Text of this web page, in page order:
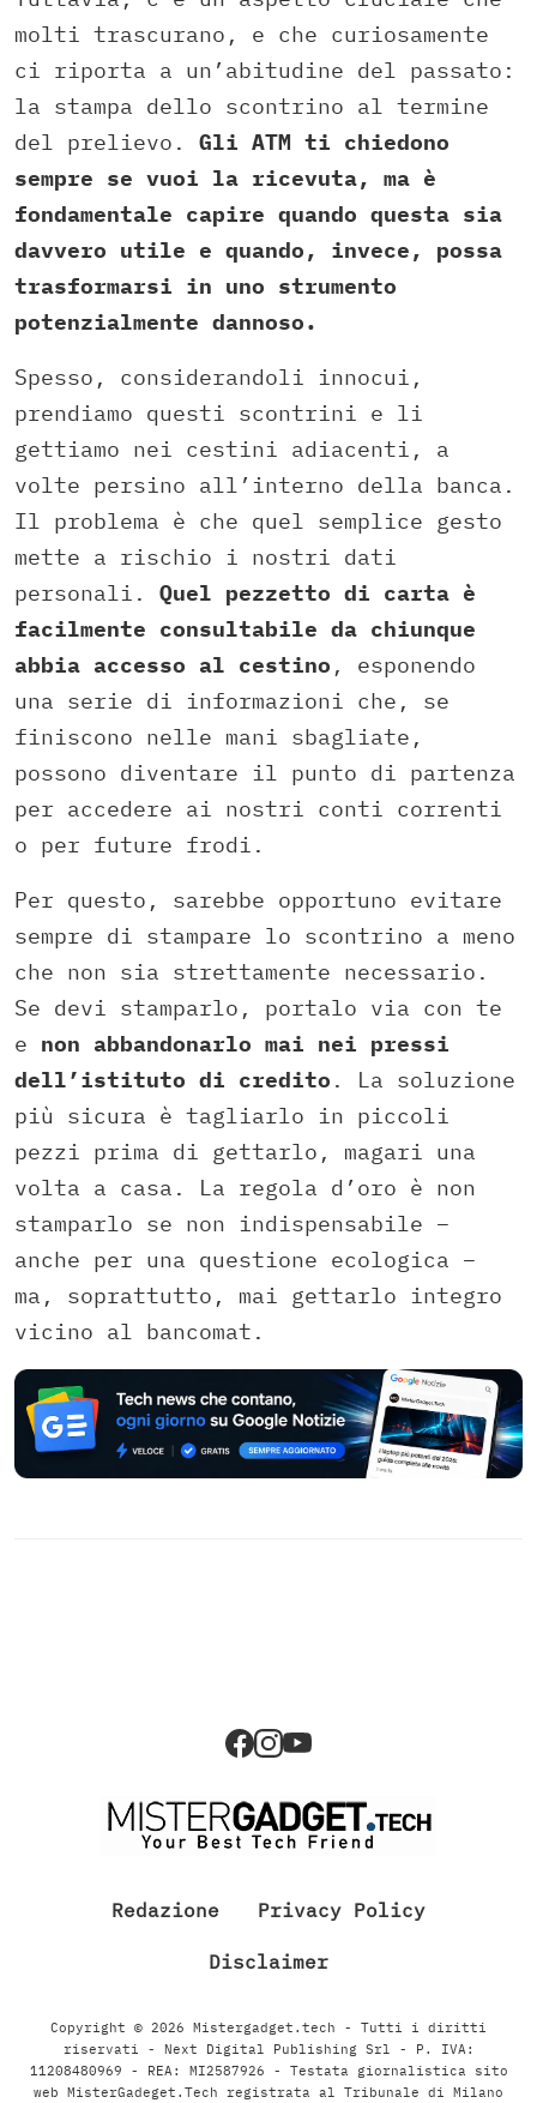
molti trascurano, e che curiosamente
ci riporta a un’abitudine del passato:
la stampa dello scontrino al termine
del prelievo. Gli ATM ti chiedono
sempre se vuoi la ricevuta, ma è
fondamentale capire quando questa sia
davvero utile e quando, invece, possa
trasformarsi in uno strumento
potenzialmente dannoso.
Spesso, considerandoli innocui,
prendiamo questi scontrini e li
gettiamo nei cestini adiacenti, a
volte persino all’interno della banca.
Il problema è che quel semplice gesto
mette a rischio i nostri dati
personali. Quel pezzetto di carta è
facilmente consultabile da chiunque
abbia accesso al cestino , esponendo
una serie di informazioni che, se
finiscono nelle mani sbagliate,
possono diventare il punto di partenza
per accedere ai nostri conti correnti
o per future frodi.
Per questo, sarebbe opportuno evitare
sempre di stampare lo scontrino a meno
che non sia strettamente necessario.
Se devi stamparlo, portalo via con te
e non abbandonarlo mai nei pressi
dell’istituto di credito . La soluzione
più sicura è tagliarlo in piccoli
pezzi prima di gettarlo, magari una
volta a casa. La regola d’oro è non
stamparlo se non indispensabile –
anche per una questione ecologica –
ma, soprattutto, mai gettarlo integro
vicino al bancomat.
Redazione Privacy Policy
Disclaimer
Copyright © 2026 Mistergadget.tech - Tutti i diritti
riservati - Next Digital Publishing Srl - P. IVA:
11208480969 - REA: MI2587926 - Testata giornalistica sito
web MisterGadeget.Tech registrata al Tribunale di Milano